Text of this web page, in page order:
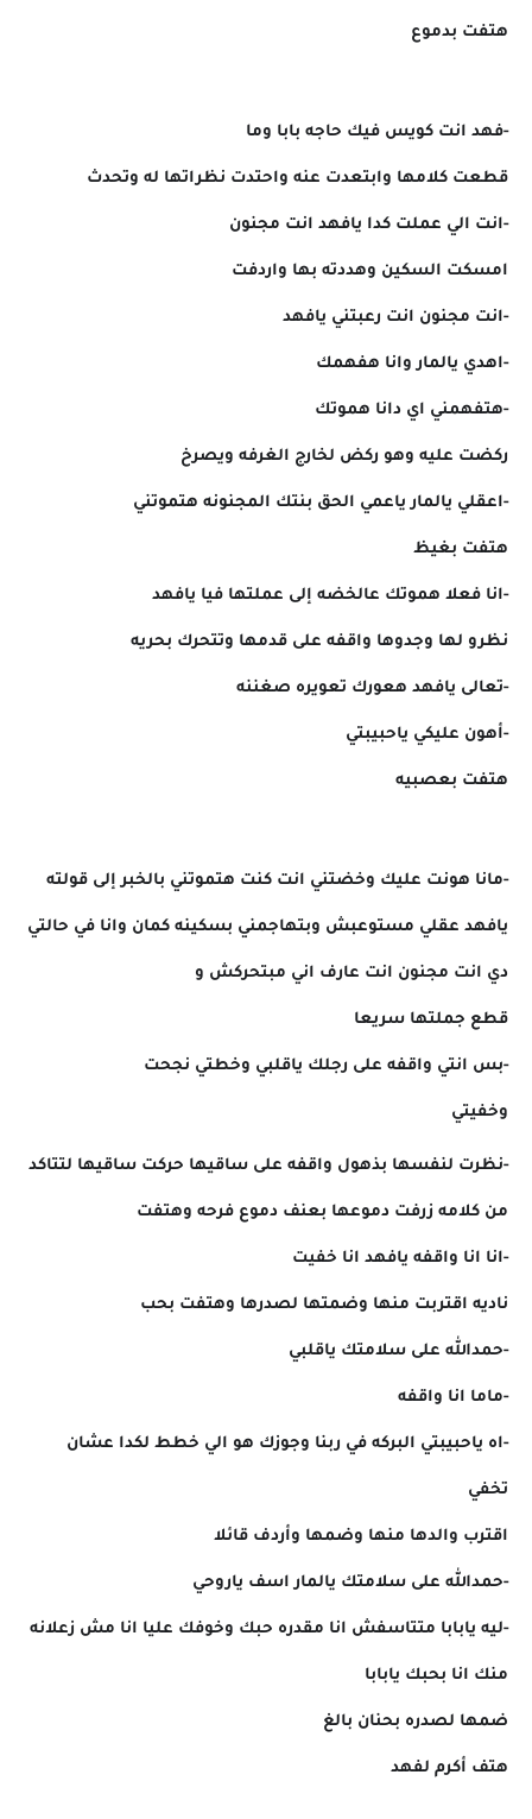
هتفت بدموع
-فهد انت كويس فيك حاجه بابا وما
قطعت كلامها وابتعدت عنه واحتدت نظراتها له وتحدث
-انت الي عملت كدا يافهد انت مجنون
امسكت السكين وهددته بها واردفت
-انت مجنون انت رعبتني يافهد
-اهدي يالمار وانا هفهمك
-هتفهمني اي دانا هموتك
ركضت عليه وهو ركض لخارج الغرفه ويصرخ
-اعقلي يالمار ياعمي الحق بنتك المجنونه هتموتني
هتفت بغيظ
-انا فعلا هموتك عالخضه إلى عملتها فيا يافهد
نظرو لها وجدوها واقفه على قدمها وتتحرك بحريه
-تعالى يافهد هعورك تعويره صغننه
-أهون عليكي ياحبيبتي
هتفت بعصبيه
-مانا هونت عليك وخضتني انت كنت هتموتني بالخبر إلى قولته
يافهد عقلي مستوعبش وبتهاجمني بسكينه كمان وانا في حالتي
دي انت مجنون انت عارف اني مبتحركش و
قطع جملتها سريعا
-بس انتي واقفه على رجلك ياقلبي وخطتي نجحت
وخفيتي
-نظرت لنفسها بذهول واقفه على ساقيها حركت ساقيها لتتاكد
من كلامه زرفت دموعها بعنف دموع فرحه وهتفت
-انا انا واقفه يافهد انا خفيت
ناديه اقتربت منها وضمتها لصدرها وهتفت بحب
-حمدالله على سلامتك ياقلبي
-ماما انا واقفه
-اه ياحبيبتي البركه في ربنا وجوزك هو الي خطط لكدا عشان
تخفي
اقترب والدها منها وضمها وأردف قائلا
-حمدالله على سلامتك يالمار اسف ياروحي
-ليه يابابا متتاسفش انا مقدره حبك وخوفك عليا انا مش زعلانه
منك انا بحبك يابابا
ضمها لصدره بحنان بالغ
هتف أكرم لفهد